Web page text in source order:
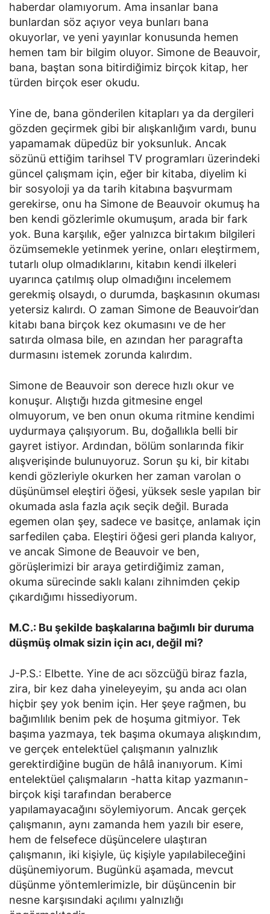
haberdar olamıyorum. Ama insanlar bana
bunlardan söz açıyor veya bunları bana
okuyorlar, ve yeni yayınlar konusunda hemen
hemen tam bir bilgim oluyor. Simone de Beauvoir,
bana, baştan sona bitirdiğimiz birçok kitap, her
türden birçok eser okudu.
Yine de, bana gönderilen kitapları ya da dergileri
gözden geçirmek gibi bir alışkanlığım vardı, bunu
yapamamak düpedüz bir yoksunluk. Ancak
sözünü ettiğim tarihsel TV programları üzerindeki
güncel çalışmam için, eğer bir kitaba, diyelim ki
bir sosyoloji ya da tarih kitabına başvurmam
gerekirse, onu ha Simone de Beauvoir okumuş ha
ben kendi gözlerimle okumuşum, arada bir fark
yok. Buna karşılık, eğer yalnızca birtakım bilgileri
özümsemekle yetinmek yerine, onları eleştirmem,
tutarlı olup olmadıklarını, kitabın kendi ilkeleri
uyarınca çatılmış olup olmadığını incelemem
gerekmiş olsaydı, o durumda, başkasının okuması
yetersiz kalırdı. O zaman Simone de Beauvoir’dan
kitabı bana birçok kez okumasını ve de her
satırda olmasa bile, en azından her paragrafta
durmasını istemek zorunda kalırdım.
Simone de Beauvoir son derece hızlı okur ve
konuşur. Alıştığı hızda gitmesine engel
olmuyorum, ve ben onun okuma ritmine kendimi
uydurmaya çalışıyorum. Bu, doğallıkla belli bir
gayret istiyor. Ardından, bölüm sonlarında fikir
alışverişinde bulunuyoruz. Sorun şu ki, bir kitabı
kendi gözleriyle okurken her zaman varolan o
düşünümsel eleştiri öğesi, yüksek sesle yapılan bir
okumada asla fazla açık seçik değil. Burada
egemen olan şey, sadece ve basitçe, anlamak için
sarfedilen çaba. Eleştiri öğesi geri planda kalıyor,
ve ancak Simone de Beauvoir ve ben,
görüşlerimizi bir araya getirdiğimiz zaman,
okuma sürecinde saklı kalanı zihnimden çekip
çıkardığımı hissediyorum.
M.C.: Bu şekilde başkalarına bağımlı bir duruma
düşmüş olmak sizin için acı, değil mi?
J-P.S.: Elbette. Yine de acı sözcüğü biraz fazla,
zira, bir kez daha yineleyeyim, şu anda acı olan
hiçbir şey yok benim için. Her şeye rağmen, bu
bağımlılık benim pek de hoşuma gitmiyor. Tek
başıma yazmaya, tek başıma okumaya alışkındım,
ve gerçek entelektüel çalışmanın yalnızlık
gerektirdiğine bugün de hâlâ inanıyorum. Kimi
entelektüel çalışmaların -hatta kitap yazmanın-
birçok kişi tarafından beraberce
yapılamayacağını söylemiyorum. Ancak gerçek
çalışmanın, aynı zamanda hem yazılı bir esere,
hem de felsefece düşüncelere ulaştıran
çalışmanın, iki kişiyle, üç kişiyle yapılabileceğini
düşünemiyorum. Bugünkü aşamada, mevcut
düşünme yöntemlerimizle, bir düşüncenin bir
nesne karşısındaki açılımı yalnızlığı